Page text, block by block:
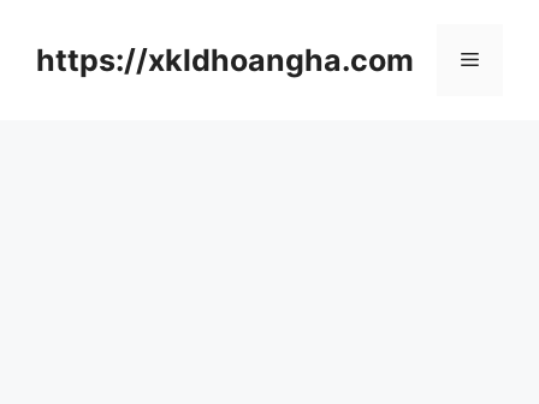
https://xkldhoangha.com 메